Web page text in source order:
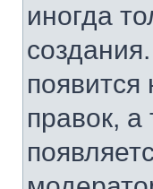
иногда
правок,